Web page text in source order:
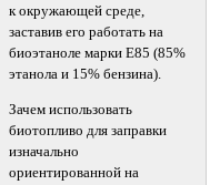
к окружающей среде,
заставив его работать на
биоэтаноле марки E85 (85%
этанола и 15% бензина).
Зачем использовать
биотопливо для заправки
изначально
ориентированной на